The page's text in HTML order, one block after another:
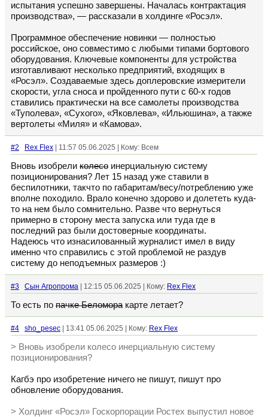
испытания успешно завершены. Началась контрактация
производства», — рассказали в холдинге «Росэл».
Программное обеспечение новинки — полностью
российское, оно совместимо с любыми типами бортового
оборудования. Ключевые компоненты для устройства
изготавливают несколько предприятий, входящих в
«Росэл». Создаваемые здесь доплеровские измерители
скорости, угла сноса и пройденного пути с 60-х годов
ставились практически на все самолеты производства
«Туполева», «Сухого», «Яковлева», «Ильюшина», а также
вертолеты «Миля» и «Камова».
#2 Rex Flex | 11:57 05.06.2025 | Кому: Всем
Вновь изобрели колесо инерциальную систему
позиционирования? Лет 15 назад уже ставили в
беспилотники, такчто по габаритам/весу/потреблению уже
вполне походило. Врало конечно здорово и долететь куда-
то на нем было сомнительно. Разве что вернуться
примерно в сторону места запуска или туда где в
последний раз были достоверные координаты.
Надеюсь что изнасилованный журналист имел в виду
именно что справились с этой проблемой не раздув
систему до неподъемных размеров :)
#3 Сын Агропрома | 12:15 05.06.2025 | Кому: Rex Flex
То есть по пачке Беломора карте летает?
#4 sho_pesec | 13:41 05.06.2025 | Кому: Rex Flex
> Вновь изобрели колесо инерциальную систему
позиционирования?
Кагбэ про изобретение ничего не пишут, пишут про
обновление оборудования.
> Холдинг «Росэл» Госкорпорации Ростех выпустил новое